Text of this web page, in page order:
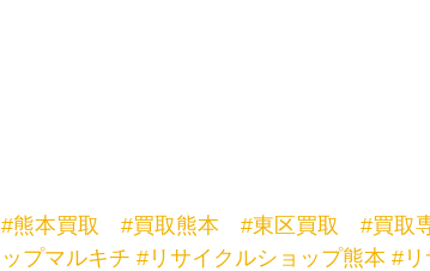
#熊本買取 #買取熊本 #東区買取 #買取
ップマルキチ #リサイクルショップ熊本 #リ